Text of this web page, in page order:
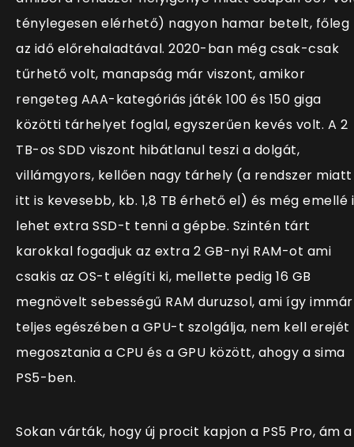
ténylegesen elérhető) nagyon hamar betelt, főleg
az idő előrehaladtával. 2020-ban még csak-csak
tűrhető volt, manapság már viszont, amikor
rengeteg AAA-kategóriás játék 100 és 150 giga
közötti tárhelyet foglal, egyszerűen kevés volt. A 2
TB-os SDD viszont hibátlanul teszi a dolgát,
villámgyors, kellően nagy tárhely (a rendszer miatt
itt is kevesebb, kb. 1,8 TB érhető el) és még emellé
lehet extra SSD-t tenni a gépbe. Szintén tárt
karokkal fogadjuk az extra 2 GB-nyi RAM-ot ami
csakis az OS-t elégíti ki, mellette pedig 16 GB
megnövelt sebességű RAM duruzsol, ami így immár
teljes egészében a GPU-t szolgálja, nem kell erejét
megosztania a CPU és a GPU között, ahogy a sima
PS5-ben.
Sokan várták, hogy új procit kapjon a PS5 Pro, ám a